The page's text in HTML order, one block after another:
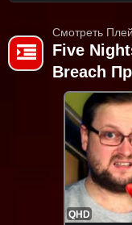
Смотреть
Five
Breach
QHD